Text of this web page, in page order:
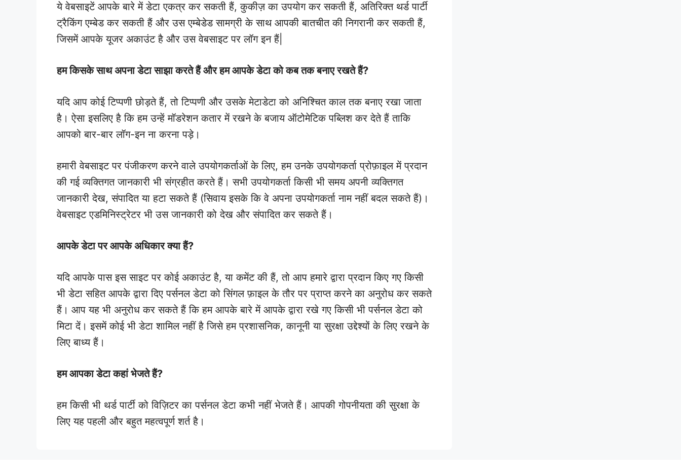
ये वेबसाइटें आपके बारे में डेटा एकत्र कर सकती हैं, कुकीज़ का उपयोग कर सकती हैं, अतिरिक्त थर्ड पार्टी
ट्रैकिंग एम्बेड कर सकती हैं और उस एम्बेडेड सामग्री के साथ आपकी बातचीत की निगरानी कर सकती हैं,
जिसमें आपके यूजर अकाउंट है और उस वेबसाइट पर लॉग इन हैं|
हम किसके साथ अपना डेटा साझा करते हैं और हम आपके डेटा को कब तक बनाए रखते हैं?
यदि आप कोई टिप्पणी छोड़ते हैं, तो टिप्पणी और उसके मेटाडेटा को अनिश्चित काल तक बनाए रखा जाता
है। ऐसा इसलिए है कि हम उन्हें मॉडरेशन कतार में रखने के बजाय ऑटोमेटिक पब्लिश कर देते हैं ताकि
आपको बार-बार लॉग-इन ना करना पड़े।
हमारी वेबसाइट पर पंजीकरण करने वाले उपयोगकर्ताओं के लिए, हम उनके उपयोगकर्ता प्रोफ़ाइल में प्रदान
की गई व्यक्तिगत जानकारी भी संग्रहीत करते हैं। सभी उपयोगकर्ता किसी भी समय अपनी व्यक्तिगत
जानकारी देख, संपादित या हटा सकते हैं (सिवाय इसके कि वे अपना उपयोगकर्ता नाम नहीं बदल सकते हैं)।
वेबसाइट एडमिनिस्ट्रेटर भी उस जानकारी को देख और संपादित कर सकते हैं।
आपके डेटा पर आपके अधिकार क्या हैं?
यदि आपके पास इस साइट पर कोई अकाउंट है, या कमेंट की हैं, तो आप हमारे द्वारा प्रदान किए गए किसी
भी डेटा सहित आपके द्वारा दिए पर्सनल डेटा को सिंगल फ़ाइल के तौर पर प्राप्त करने का अनुरोध कर सकते
हैं। आप यह भी अनुरोध कर सकते हैं कि हम आपके बारे में आपके द्वारा रखे गए किसी भी पर्सनल डेटा को
मिटा दें। इसमें कोई भी डेटा शामिल नहीं है जिसे हम प्रशासनिक, कानूनी या सुरक्षा उद्देश्यों के लिए रखने के
लिए बाध्य हैं।
हम आपका डेटा कहां भेजते हैं?
हम किसी भी थर्ड पार्टी को विज़िटर का पर्सनल डेटा कभी नहीं भेजते हैं। आपकी गोपनीयता की सुरक्षा के
लिए यह पहली और बहुत महत्वपूर्ण शर्त है।